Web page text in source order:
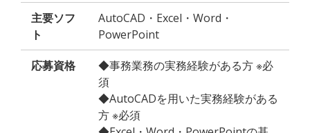
主要ソフ
ト
AutoCAD・Excel・Word・
PowerPoint
応募資格
◆事務業務の実務経験がある方 ※必
須
◆AutoCADを用いた実務経験がある
方 ※必須